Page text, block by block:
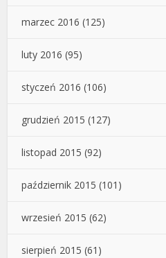
marzec 2016 (125)
luty 2016 (95)
styczeń 2016 (106)
grudzień 2015 (127)
listopad 2015 (92)
październik 2015 (101)
wrzesień 2015 (62)
sierpień 2015 (61)